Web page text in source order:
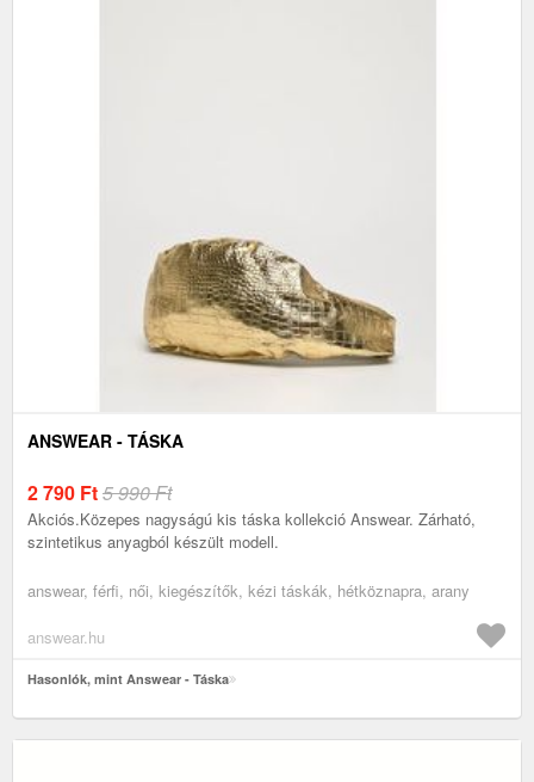
ANSWEAR - TÁSKA
2 790 Ft5 990 Ft
Akciós.Közepes nagyságú kis táska kollekció Answear. Zárható,
szintetikus anyagból készült modell.
answear, férfi, női, kiegészítők, kézi táskák, hétköznapra, arany
answear.hu
Hasonlók, mint Answear - Táska